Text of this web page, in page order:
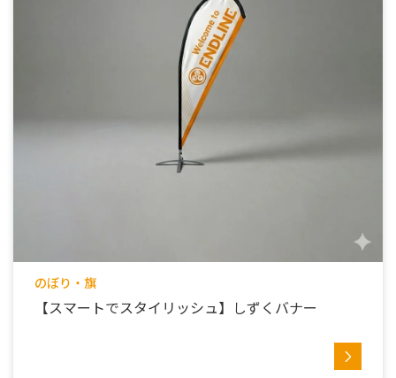
のぼり・旗
【スマートでスタイリッシュ】しずくバナー